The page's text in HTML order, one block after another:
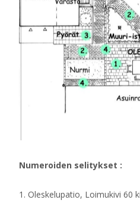
Numeroiden selitykset :
1. Oleskelupatio, Loimukivi 60